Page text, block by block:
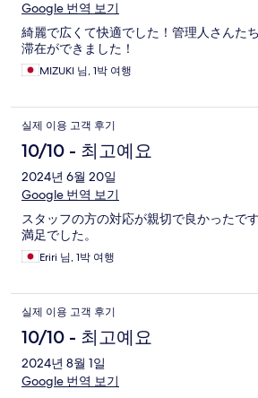
Google 번역 보기
綺麗で広くて快適でした！管理人さんた
滞在ができました！
MIZUKI 님, 1박 여행
실제 이용 고객 후기
10/10 - 최고예요
2024년 6월 20일
Google 번역 보기
スタッフの方の対応が親切で良かったで
満足でした。
Eriri 님, 1박 여행
실제 이용 고객 후기
10/10 - 최고예요
2024년 8월 1일
Google 번역 보기